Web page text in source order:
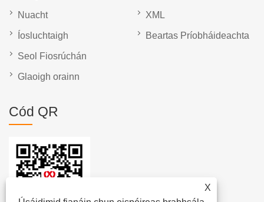
X
Nuacht
Íosluchtaigh
Seol Fiosrúchán
Glaoigh orainn
XML
Beartas Príobháideachta
Cód QR